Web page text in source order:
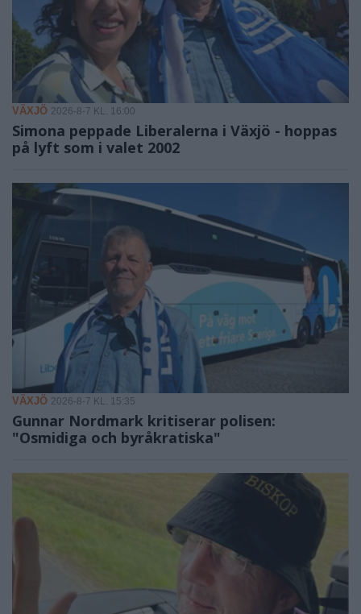
VÄXJÖ 2026-8-7 KL. 16:00
Simona peppade Liberalerna i Växjö - hoppas
på lyft som i valet 2002
VÄXJÖ 2026-8-7 KL. 15:35
Gunnar Nordmark kritiserar polisen:
"Osmidiga och byråkratiska"